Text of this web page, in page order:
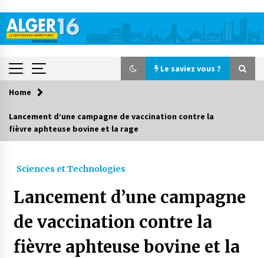
content
Le saviez vous ?
Le saviez vous ?
Accidents de la circulation : 11 décès et 243
Début des camps d’été pour un deuxième
groupe d’enfants autistes
Parking de la Promenade des Sablettes : Mis en
service de bornes automatiques
Home
Lancement d’une campagne de vaccination contre la
fièvre aphteuse bovine et la rage
Sciences et Technologies
Lancement d’une campagne
de vaccination contre la
fièvre aphteuse bovine et la